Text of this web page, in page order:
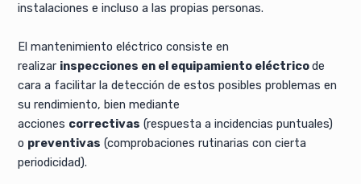
instalaciones e incluso a las propias personas.
El mantenimiento eléctrico consiste en
realizar inspecciones en el equipamiento eléctricode
cara a facilitar la detección de estos posibles problemas en
su rendimiento, bien mediante
acciones correctivas (respuesta a incidencias puntuales)
o preventivas (comprobaciones rutinarias con cierta
periodicidad).